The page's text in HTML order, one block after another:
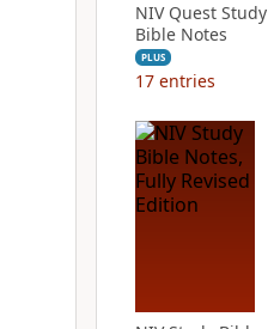
NIV Quest Study
Bible Notes
PLUS
17 entries